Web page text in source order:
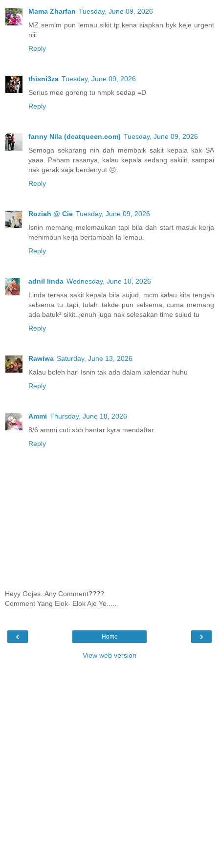
Mama Zharfan Tuesday, June 09, 2026
MZ semlm pun lemau sikit tp kena siapkan byk keje urgent
niii
Reply
thisni3za Tuesday, June 09, 2026
Serius mee goreng tu nmpk sedap =D
Reply
fanny Nila (dcatqueen.com) Tuesday, June 09, 2026
Semoga sekarang nih dah membaik sakit kepala kak SA
yaaa. Paham rasanya, kalau kepala sedang sakiiit, sampai
nak gerak saja berdenyut 😔.
Reply
Roziah @ Cie Tuesday, June 09, 2026
Isnin memang melemaukan tapi bila dah start masuk kerja
menimbun kerja bertambah la lemau.
Reply
adnil linda Wednesday, June 10, 2026
Linda terasa sakit kepala bila sujud, mcm kalau kita tengah
selsema tu..tapi, tulah..takde pun selsema, cuma memang
ada batuk² sikit..jenuh juga nak selesakan time sujud tu
Reply
Rawiwa Saturday, June 13, 2026
Kalau boleh hari Isnin tak ada dalam kalendar huhu
Reply
Ammi Thursday, June 18, 2026
8/6 ammi cuti sbb hantar kyra mendaftar
Reply
Heyy Gojes..Any Comment????
Comment Yang Elok- Elok Aje Ye......
‹ ›
Home
View web version